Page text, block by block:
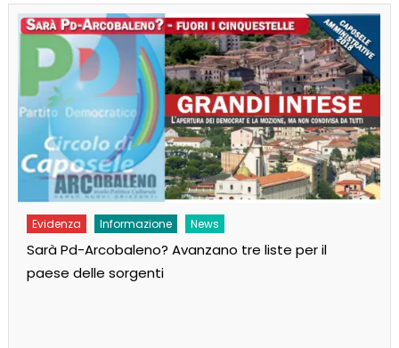
Evidenza Informazione News
Sarà Pd-Arcobaleno? Avanzano tre liste per il
paese delle sorgenti